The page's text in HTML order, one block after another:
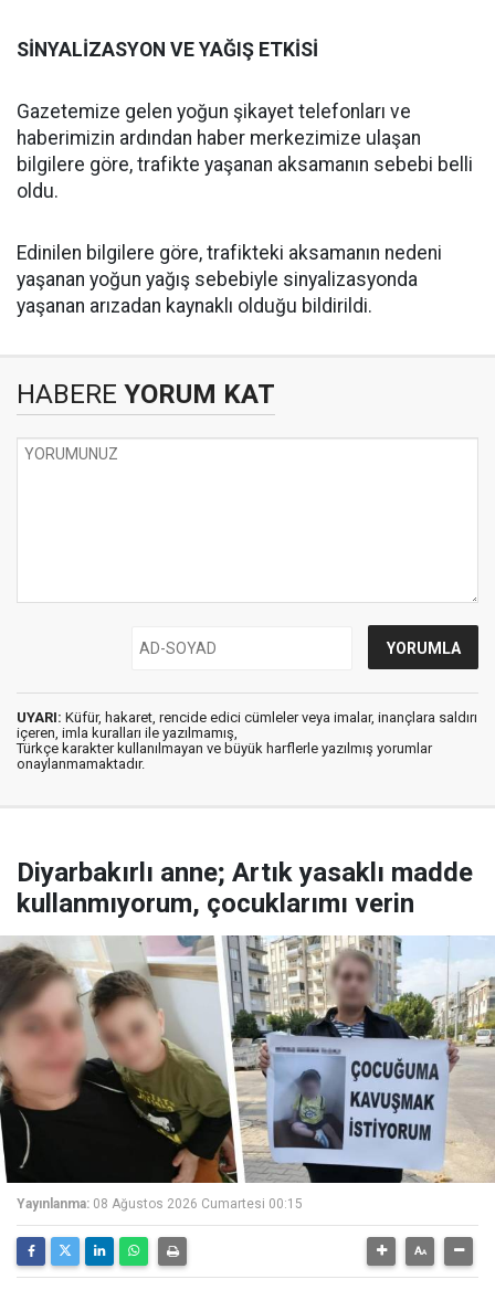
SİNYALİZASYON VE YAĞIŞ ETKİSİ
Gazetemize gelen yoğun şikayet telefonları ve
haberimizin ardından haber merkezimize ulaşan
bilgilere göre, trafikte yaşanan aksamanın sebebi belli
oldu.
Edinilen bilgilere göre, trafikteki aksamanın nedeni
yaşanan yoğun yağış sebebiyle sinyalizasyonda
yaşanan arızadan kaynaklı olduğu bildirildi.
HABERE YORUM KAT
UYARI: Küfür, hakaret, rencide edici cümleler veya imalar, inançlara saldırı
içeren, imla kuralları ile yazılmamış,
Türkçe karakter kullanılmayan ve büyük harflerle yazılmış yorumlar
onaylanmamaktadır.
Diyarbakırlı anne; Artık yasaklı madde
kullanmıyorum, çocuklarımı verin
Yayınlanma: 08 Ağustos 2026 Cumartesi 00:15